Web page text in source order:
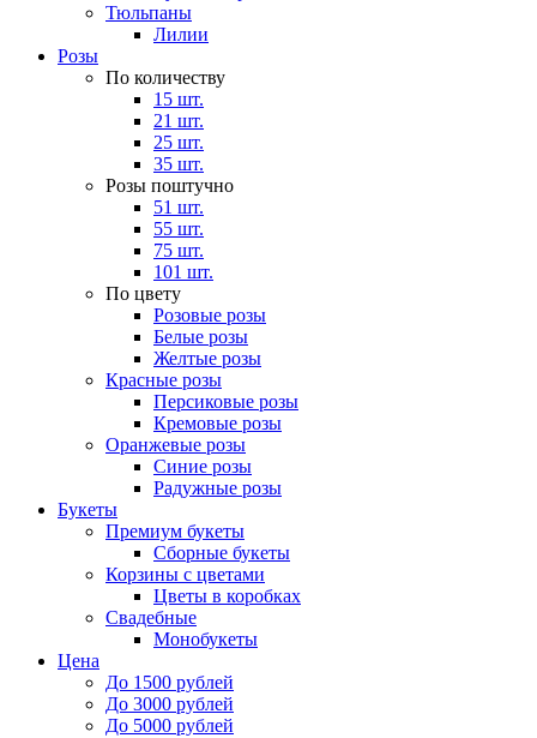
Тюльпаны
Лилии
Розы
По количеству
15 шт.
21 шт.
25 шт.
35 шт.
Розы поштучно
51 шт.
55 шт.
75 шт.
101 шт.
По цвету
Розовые розы
Белые розы
Желтые розы
Красные розы
Персиковые розы
Кремовые розы
Оранжевые розы
Синие розы
Радужные розы
Букеты
Премиум букеты
Сборные букеты
Корзины с цветами
Цветы в коробках
Свадебные
Монобукеты
Цена
До 1500 рублей
До 3000 рублей
До 5000 рублей